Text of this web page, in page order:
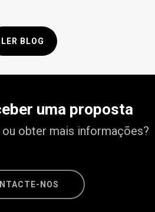
LER BLOG
uma proposta
obter mais informações?
NOS